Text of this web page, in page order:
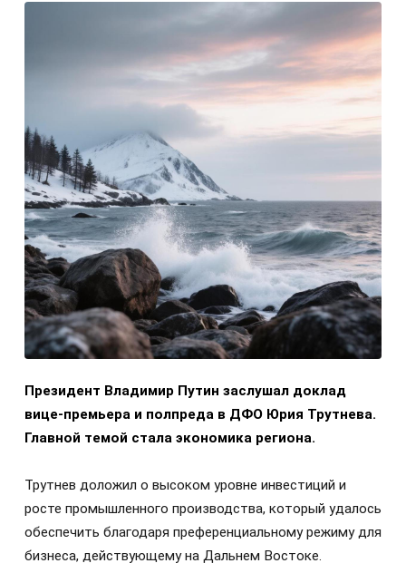
Президент Владимир Путин заслушал доклад
вице-премьера и полпреда в ДФО Юрия Трутнева.
Главной темой стала экономика региона.
Трутнев доложил о высоком уровне инвестиций и
росте промышленного производства, который удалось
обеспечить благодаря преференциальному режиму для
бизнеса, действующему на Дальнем Востоке.